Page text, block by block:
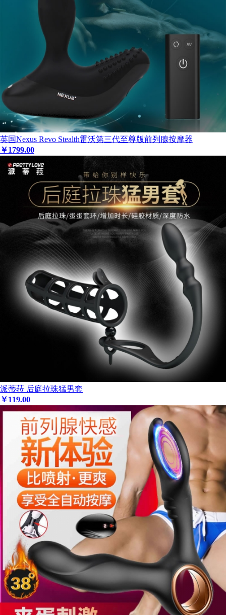
英国Nexus Revo Stealth雷沃第三代至尊版前列腺按摩器
￥1799.00
派蒂菈 后庭拉珠猛男套
￥119.00